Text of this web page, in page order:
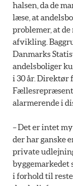
halsen, da de
læse, at
problemer, at
afvikling.
Danmarks
andelsboliger
i 30 år. Direktør
alarmerende i
– Det er intet
der har ganske
private
byggemarkedet
i forhold til